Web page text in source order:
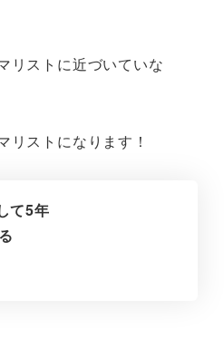
リストに近づいていな
リストになります！
て5年